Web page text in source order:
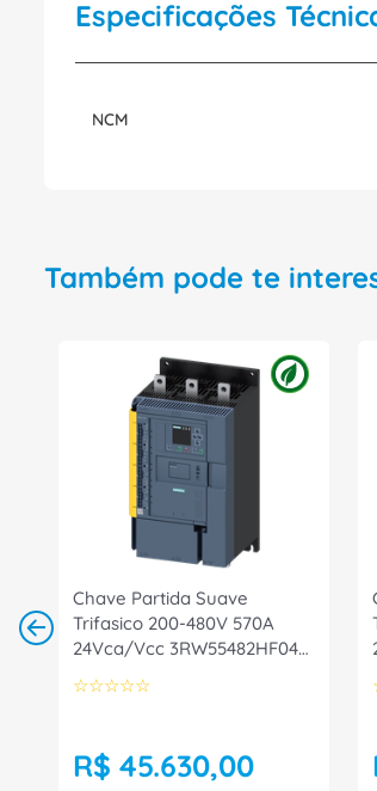
Especificações
NCM
Também pode te
Chave Partida Suave
Trifasico 200-480V 570A
24Vca/Vcc 3RW55482HF04
Siemens
☆☆☆☆☆
R$ 45.630,00